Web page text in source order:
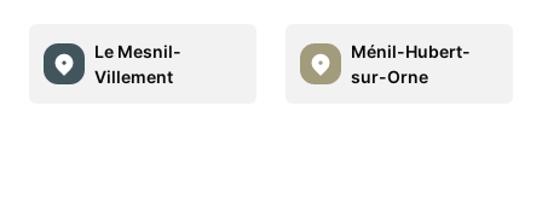
Le Mesnil-
Villement
Ménil-Hubert-
sur-Orne